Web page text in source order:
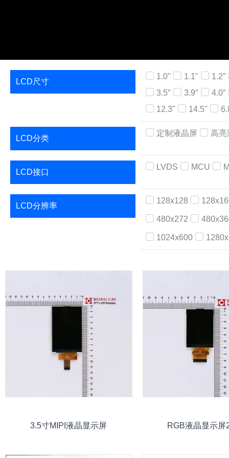
LCD尺寸
1.0" 1.1"
1.2″
3.5″
3.9″
4.0″
12.3"
14.5"
LCD分类
定制液晶屏 高亮
LCD接口
LVDS MCU
LCD分辨率
128x128
480x272
1024x600
3.5寸MIPI液晶显示屏 RGB液晶显示屏